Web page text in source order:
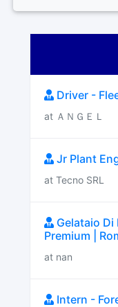
Driver -
at ＡＮＧＥＬ
Jr Plant
at Tecno SRL
Gelataio
Premium |
at nan
Intern -